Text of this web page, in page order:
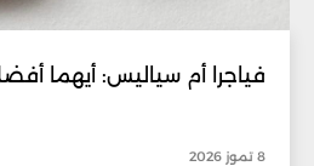
فياجرا أم سياليس: أيهما
8 تموز 2026